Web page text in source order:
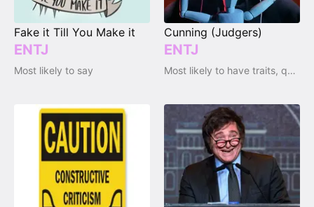
Fake it Till You Make it
ENTJ
Most likely to say
Cunning (Judgers)
ENTJ
Most likely to have traits, qualities and emotions